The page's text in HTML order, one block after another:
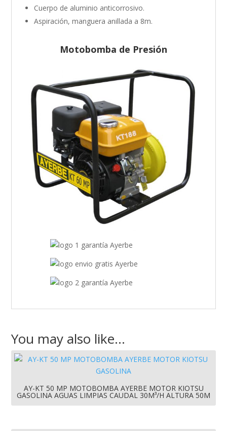
Cuerpo de aluminio anticorrosivo.
Aspiración, manguera anillada a 8m.
Motobomba de Presión
You may also like…
AY-KT 50 MP MOTOBOMBA AYERBE MOTOR KIOTSU
GASOLINA AGUAS LIMPIAS CAUDAL 30M³/H ALTURA 50M